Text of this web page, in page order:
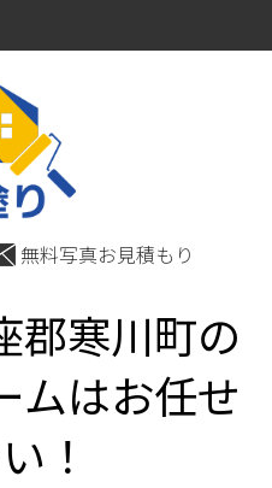
無料写真お見積もり
郡寒川町の
ムはお任せ
！